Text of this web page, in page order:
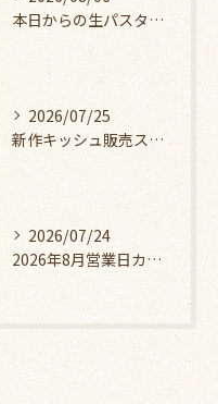
本日からの生パスタランチ
2026/07/25
新作キッシュ販売スタート！
2026/07/24
2026年8月営業日カレンダー